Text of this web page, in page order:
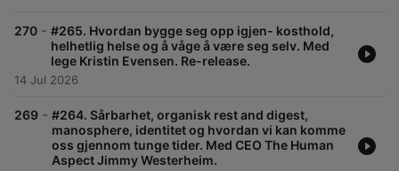
270 - #265. Hvordan bygge seg opp igjen- kosthold,
helhetlig helse og å våge å være seg selv. Med
lege Kristin Evensen. Re-release.
14 Jul 2026
269 - #264. Sårbarhet, organisk rest and digest,
manosphere, identitet og hvordan vi kan komme
oss gjennom tunge tider. Med CEO The Human
Aspect Jimmy Westerheim.